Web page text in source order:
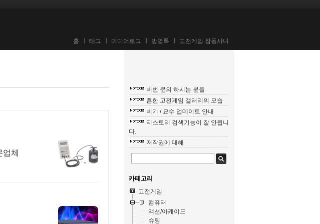
홈 태그 미디어로그 방명록 고전게임 잡동사니
체
비번 문의 하시는 분들
흔한 고전게임 갤러리의 모습
비기 / 묘수 업데이트 안내
티스토리 검색기능이 잘 안됩니
다.
저작권에 대해
카테고리
고전게임
컴퓨터
액션/아케이드
슈팅